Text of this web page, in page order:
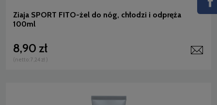
Ziaja SPORT FITO-żel do nóg, chłodzi i odpręża
100ml
8,90 zł
(netto:7,24 zł )